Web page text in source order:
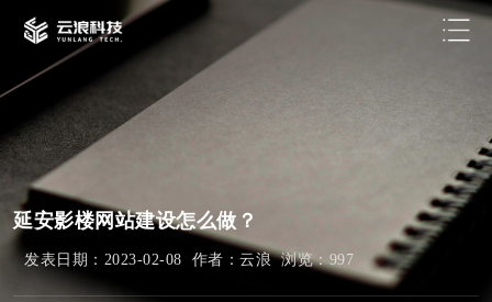
延安影楼网站建设怎么做？
发表日期：2023-02-08 作者：云浪 浏览： 997